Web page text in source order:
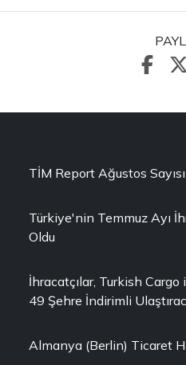
TİM Report Ağustos
Türkiye'nin Temmuz Ayı
Oldu
İhracatçılar, Turkish
49 Şehre İndirimli
Almanya (Berlin) Ticaret